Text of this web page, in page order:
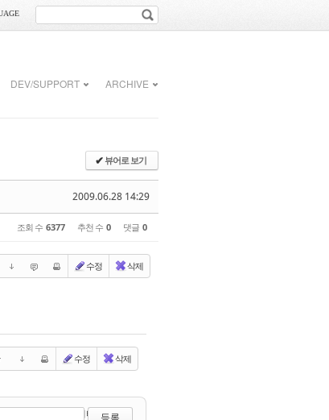
DEV/SUPPORT ARCHIVE
✔뷰어로 보기
2009.06.28 14:29
조회 수 6377 추천 수 0 댓글 0
수정 삭제
수정 삭제
에디터 선택하기